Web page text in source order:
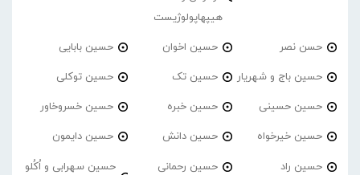
هیپهاپولوژیست
حسن نصر حسین اخوان حسین بابایی
حسین باج و شهریار حسین تک حسین توکلی
حسین حسینی حسین خبره حسین خسروخاور
حسین خیرخواه حسین دانش حسین دایمون
حسین راد حسین رحمانی
حسین سهرابی و اُکُلو